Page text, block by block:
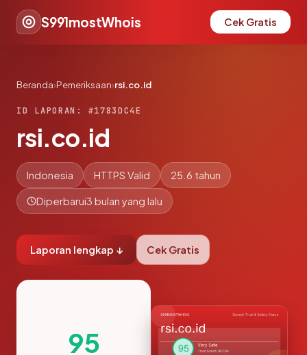
S991mostWhois Cek Gratis
Beranda›Pemeriksaan›rsi.co.id
ID LAPORAN: #1783DC4E
rsi.co.id
Indonesia HTTPS Valid 25.6 tahun
Diperbarui3 bulan yang lalu
Laporan lengkap ↓ Cek Gratis
95